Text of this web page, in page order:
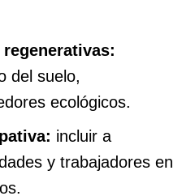
del suelo,
ecológicos.
incluir a
y trabajadores en